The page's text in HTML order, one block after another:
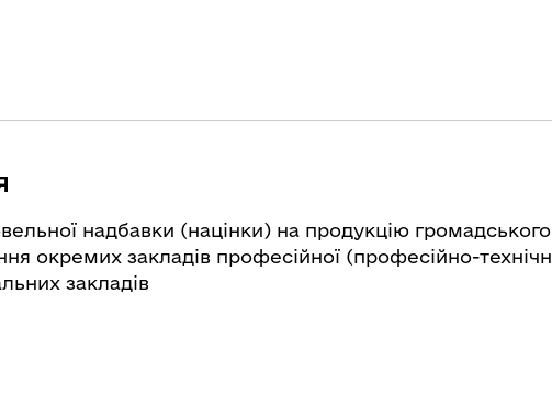
надбавки (націнки) на продукцію
окремих закладів професійної (професійно-
закладів